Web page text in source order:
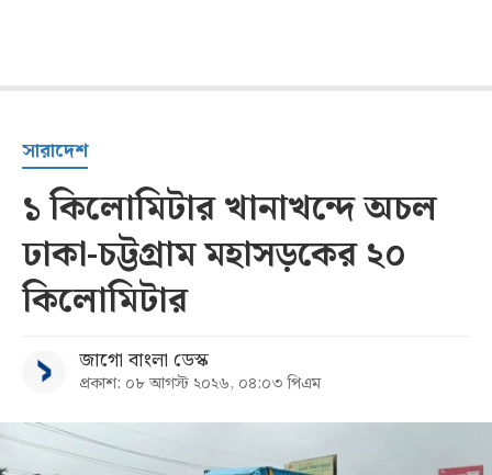
সারাদেশ
১ কিলোমিটার খানাখন্দে অচল
ঢাকা-চট্টগ্রাম মহাসড়কের ২০
কিলোমিটার
জাগো বাংলা ডেস্ক
প্রকাশ: ০৮ আগস্ট ২০২৬, ০৪:০৩ পিএম